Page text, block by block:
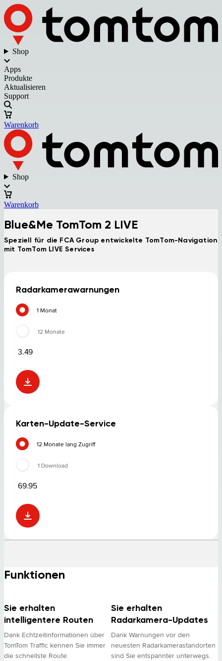
Shop
Apps
Produkte
Aktualisieren
Support
Warenkorb
Shop
Warenkorb
Blue&Me TomTom 2 LIVE
Speziell für die FCA Group entwickelte TomTom-Navigation
mit TomTom LIVE Services
Radarkamerawarnungen
1 Monat
12 Monate
3.49
Karten-Update-Service
12 Monate lang Zugriff
1 Download
69.95
Funktionen
Sie erhalten
intelligentere Routen
Dank Echtzeitinformationen über
TomTom Traffic kennen Sie immer
die schnellste Route.
Sie erhalten
Radarkamera-Updates
Dank Warnungen vor den
neuesten Radarkamerastandorten
sind Sie entspannter unterwegs.